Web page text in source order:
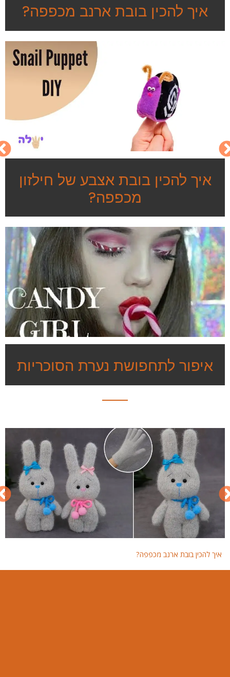
איך להכין בובת ארנב מכפפה?
איך להכין בובת אצבע של חילזון
מכפפה?
איפור לתחפושת נערת הסוכריות
איך להכין בובת ארנב מכפפה?